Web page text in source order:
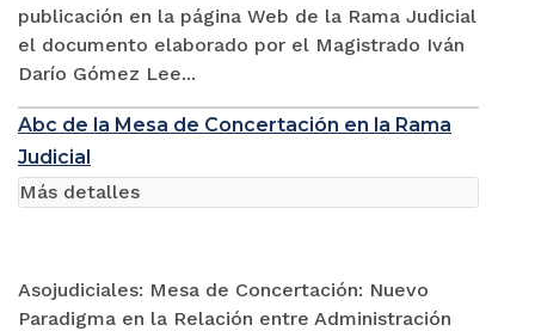
publicación en la página Web de la Rama Judicial
el documento elaborado por el Magistrado Iván
Darío Gómez Lee...
Abc de la Mesa de Concertación en la Rama
Judicial
Asojudiciales: Mesa de Concertación: Nuevo
Paradigma en la Relación entre Administración
Más detalles